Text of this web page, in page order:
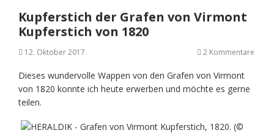
Kupferstich der Grafen von Virmont
Kupferstich von 1820
12. Oktober 2017 2 Kommentare
Dieses wundervolle Wappen von den Grafen von Virmont
von 1820 konnte ich heute erwerben und möchte es gerne
teilen.